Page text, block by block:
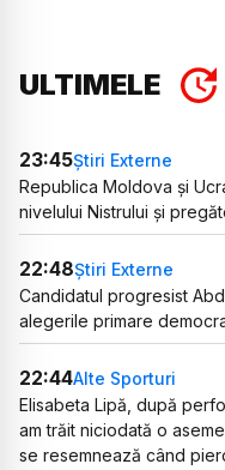
ULTIMELE
23:45Știri Externe
Republica Moldova și
nivelului Nistrului și
22:48Știri Externe
Candidatul progresist
alegerile primare
22:44Alte Sporturi
Elisabeta Lipă, după
am trăit niciodată o
se resemnează când